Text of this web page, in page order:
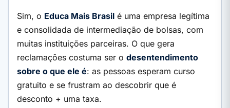
Sim, o Educa Mais Brasil é uma empresa legítima
e consolidada de intermediação de bolsas, com
muitas instituições parceiras. O que gera
reclamações costuma ser o desentendimento
sobre o que ele é: as pessoas esperam curso
gratuito e se frustram ao descobrir que é
desconto + uma taxa.